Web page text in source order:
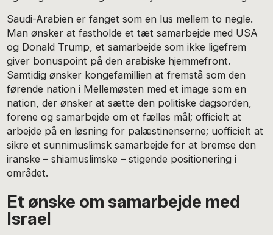
Saudi-Arabien er fanget som en lus mellem to negle.
Man ønsker at fastholde et tæt samarbejde med USA
og Donald Trump, et samarbejde som ikke ligefrem
giver bonuspoint på den arabiske hjemmefront.
Samtidig ønsker kongefamillien at fremstå som den
førende nation i Mellemøsten med et image som en
nation, der ønsker at sætte den politiske dagsorden,
forene og samarbejde om et fælles mål; officielt at
arbejde på en løsning for palæstinenserne; uofficielt at
sikre et sunnimuslimsk samarbejde for at bremse den
iranske – shiamuslimske – stigende positionering i
området.
Et ønske om samarbejde med
Israel